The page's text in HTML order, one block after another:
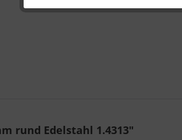
rund Edelstahl 1.4313"